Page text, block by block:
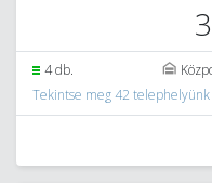
4 db.
Tekintse meg 42